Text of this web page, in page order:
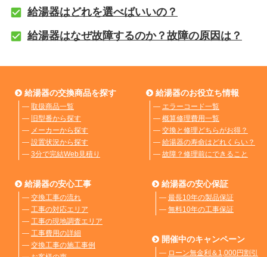
給湯器はどれを選べばいいの？
給湯器はなぜ故障するのか？故障の原因は？
給湯器の交換商品を探す
― 取扱商品一覧
― 旧型番から探す
― メーカーから探す
― 設置状況から探す
― 3分で完結Web見積り
給湯器のお役立ち情報
― エラーコード一覧
― 概算修理費用一覧
― 交換と修理どちらがお得？
― 給湯器の寿命はどれくらい？
― 故障？修理前にできること
給湯器の安心工事
― 交換工事の流れ
― 工事の対応エリア
― 工事の現地調査エリア
― 工事費用の詳細
― 交換工事の施工事例
給湯器の安心保証
― 最長10年の製品保証
― 無料10年の工事保証
開催中のキャンペーン
― ローン無金利＆1,000円割引